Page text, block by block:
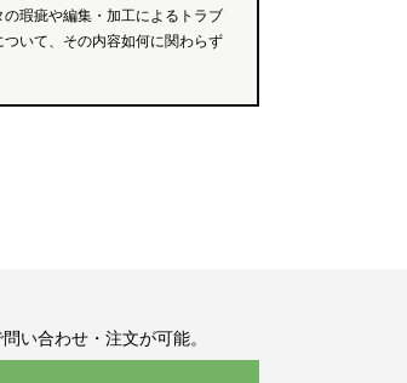
瑕疵や編集・加工によるトラブ
いて、その内容如何に関わらず
い合わせ・注文が可能。